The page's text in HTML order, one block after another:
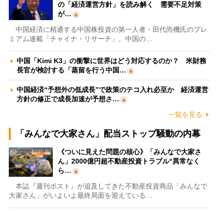
の「経済運営方針」を読み解く 需要不足対策
が…
中国経済に精通する中国株投資の第一人者・田代尚機氏のプレ
ミアム連載「チャイナ・リサーチ」。中国の…
中国「Kimi K3」の衝撃に世界はどう対応するのか？ 米財務
長官が検討する「蒸留を行う中国…
中国経済“予想外の低成長”で政策のテコ入れ必至か 経済運営
方針の修正で成長加速が予想さ…
一覧を見る
「みんなで大家さん」配当ストップ騒動の内幕
《ついに見えた問題の核心》「みんなで大家さ
ん」2000億円超不動産投資トラブル“異常なく
ら…
本誌『週刊ポスト』が追及してきた不動産投資商品「みんなで
大家さん」がいよいよ最終局面を迎えている…